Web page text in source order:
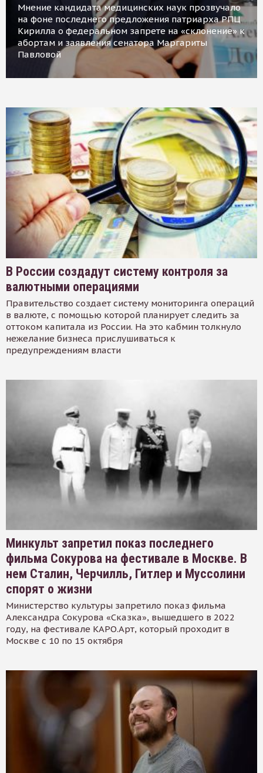
Мнение кандидата медицинских наук прозвучало
на фоне последнего предложения патриарха РПЦ
Кирилла о федеральном запрете на «склонение» к
абортам и заявления сенатора Маргариты
Павловой
В России создадут систему контроля за
валютными операциями
Правительство создает систему мониторинга операций
в валюте, с помощью которой планирует следить за
оттоком капитала из России. На это кабмин толкнуло
нежелание бизнеса прислушиваться к
предупреждениям власти
Минкульт запретил показ последнего
фильма Сокурова на фестивале в Москве. В
нем Сталин, Черчилль, Гитлер и Муссолини
спорят о жизни
Министерство культуры запретило показ фильма
Александра Сокурова «Сказка», вышедшего в 2022
году, на фестивале КАРО.Арт, который проходит в
Москве с 10 по 15 октября